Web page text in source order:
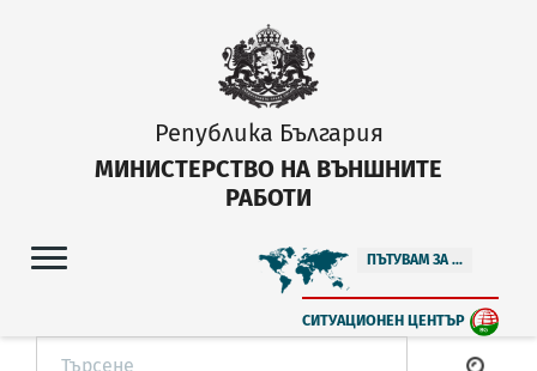
Република България
МИНИСТЕРСТВО НА ВЪНШНИТЕ
РАБОТИ
ПЪТУВАМ ЗА ...
СИТУАЦИОНЕН ЦЕНТЪР